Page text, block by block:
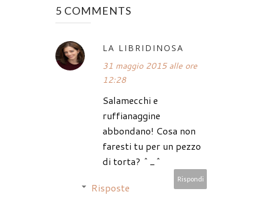
5 COMMENTS
LA LIBRIDINOSA
31 maggio 2015 alle ore
12:28
Salamecchi e
ruffianaggine
abbondano! Cosa non
faresti tu per un pezzo
di torta? ^_^
Rispondi
Risposte